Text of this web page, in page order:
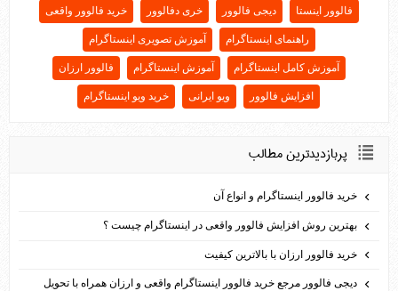
فالوور اینستا دیجی فالوور خری دفالوور خرید فالوور واقعی
راهنمای اینستاگرام آموزش تصویری اینستاگرام
آموزش کامل اینستاگرام آموزش اینستاگرام فالوور ارزان
افزایش فالوور ویو ایرانی خرید ویو اینستاگرام
پربازديدترين مطالب
خرید فالوور اینستاگرام و انواع آن
بهترین روش افزایش فالوور واقعی در اینستاگرام چیست ؟
خرید فالوور ارزان با بالاترین کیفیت
دیجی فالوور مرجع خرید فالوور اینستاگرام واقعی و ارزان همراه با تحویل